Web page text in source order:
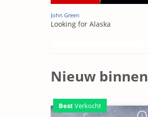
John Green
Looking for Alaska
Nieuw binnen
BestVerkocht